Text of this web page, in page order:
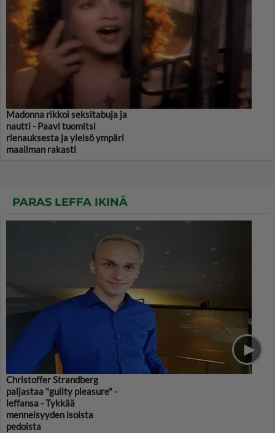
Madonna rikkoi seksitabuja ja
nautti - Paavi tuomitsi
rienauksesta ja yleisö ympäri
maailman rakasti
PARAS LEFFA IKINÄ
Christoffer Strandberg
paljastaa "guilty pleasure" -
leffansa - Tykkää
menneisyyden isoista
pedoista